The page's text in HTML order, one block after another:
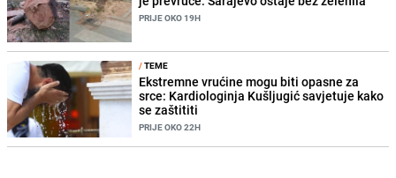
PRIJE OKO 19H
/TEME
Ekstremne vrućine mogu biti opasne za
srce: Kardiologinja Kušljugić savjetuje kako
se zaštititi
PRIJE OKO 22H